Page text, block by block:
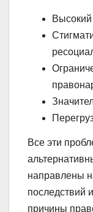
Все эти
направлены
последствий
причины